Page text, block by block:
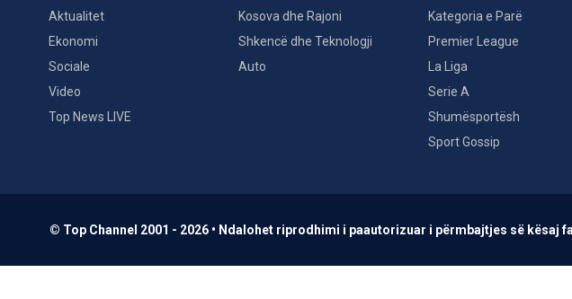
Aktualitet
Ekonomi
Sociale
Video
Top News LIVE
Kosova dhe Rajoni
Shkencë dhe Teknologji
Auto
Kategoria e Parë
Premier League
La Liga
Serie A
Shumësportësh
Sport Gossip
© Top Channel 2001 - 2026 • Ndalohet riprodhimi i paautorizuar i përmbajtjes së kësaj